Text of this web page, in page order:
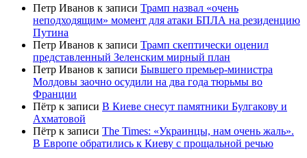
Петр Иванов к записи Трамп назвал «очень
неподходящим» момент для атаки БПЛА на резиденцию
Путина
Петр Иванов к записи Трамп скептически оценил
представленный Зеленским мирный план
Петр Иванов к записи Бывшего премьер-министра
Молдовы заочно осудили на два года тюрьмы во
Франции
Пётр к записи В Киеве снесут памятники Булгакову и
Ахматовой
Пётр к записи Тhe Times: «Украинцы, нам очень жаль».
В Европе обратились к Киеву с прощальной речью